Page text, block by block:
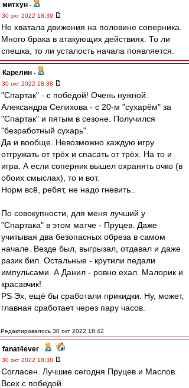
митхун -
30 окт 2022 18:39
Не хватала движения на половине соперника.
Много брака в атакующих действиях. То ли
спешка, то ли усталость начала появляется.
Карелин -
30 окт 2022 18:38
"Спартак" - с победой! Очень нужной.
Александра Селихова - с 20-м "сухарём" за
"Спартак" и пятым в сезоне. Получился
"безработный сухарь".
Да и вообще..Невозможно каждую игру
отгружать от трёх и спасать от трёх. На то и
игра. А если соперник вышел охранять очко (в
обоих смыслах), то и вот.
Норм всё, ребят, не надо гневить..
По совокупности, для меня лучший у
"Спартака" в этом матче - Пруцев. Даже
учитывая два безопасных обреза в самом
начале. Везде был, выгрызал, отдавал и даже
разик бил. Остальные - крутили педали
импульсами. А Данил - ровно ехал. Малорик и
красавчик!
PS Эх, ещё бы сработали прикидки. Ну, может,
главная сработает через пару часов.
Редактировалось 30 окт 2022 18:42
fanat4ever -
30 окт 2022 18:38
Согласен. Лучшие сегодня Пруцев и Маслов.
Всех с победой.